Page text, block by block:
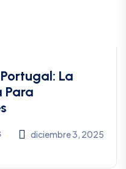
La
Para
diciembre 3, 2025